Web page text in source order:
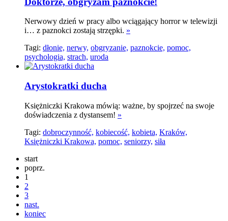
Nerwowy dzień w pracy albo wciągający horror w telewizji
i… z paznokci zostają strzępki. »
Tagi: dłonie, nerwy, obgryzanie, paznokcie, pomoc,
psychologia, strach, uroda
Arystokratki ducha
Księżniczki Krakowa mówią: ważne, by spojrzeć na swoje
doświadczenia z dystansem! »
Tagi: dobroczynność, kobiecość, kobieta, Kraków,
Księżniczki Krakowa, pomoc, seniorzy, siła
start
poprz.
1
2
3
nast.
koniec